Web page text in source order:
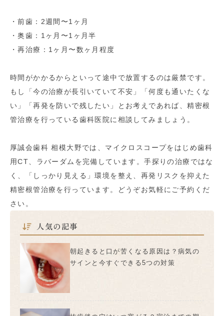
・前歯：2週間〜1ヶ月
・奥歯：1ヶ月〜1ヶ月半
・再治療：1ヶ月〜数ヶ月程度
時間がかかるからといって途中で放置するのは厳禁です。
もし「今の治療が長引いていて不安」「何度も通いたくな
い」「再発を防いで残したい」とお考えであれば、精密根
管治療を行っている歯科医院に相談してみましょう。
厚誠会歯科 相模大野では、マイクロスコープをはじめ歯科
用CT、ラバーダムを完備しています。手探りの治療ではな
く、「しっかり見える」環境を整え、再発リスクを抑えた
精密根管治療を行っています。どうぞお気軽にご予約くだ
さい。
人気の記事
朝起きると口が苦くなる原因は？病気の
サインと今すぐできる5つの対策